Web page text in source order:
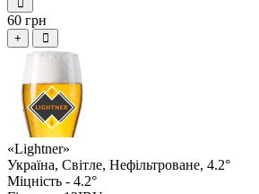
60 грн
+
«Lightner»
Україна, Світле, Нефільтроване, 4.2°
Міцність - 4.2°